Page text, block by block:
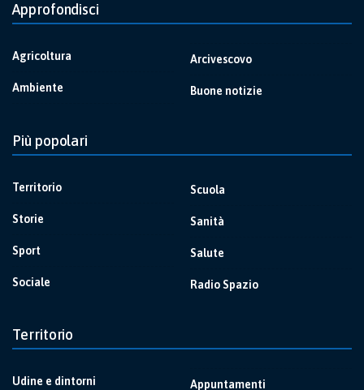
Approfondisci
Agricoltura
Ambiente
Arcivescovo
Buone notizie
Più popolari
Territorio
Storie
Sport
Sociale
Scuola
Sanità
Salute
Radio Spazio
Territorio
Udine e dintorni Appuntamenti